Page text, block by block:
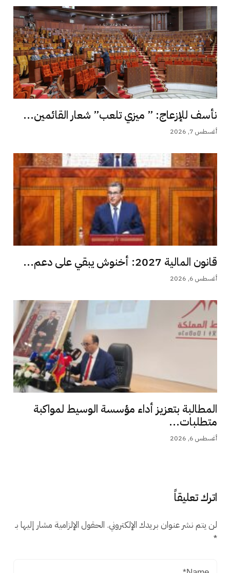
نأسف للإزعاج: ” ميزي تلعب” شعار القائمين...
أغسطس 7, 2026
قانون المالية 2027: أخنوش يبقي على دعم...
أغسطس 6, 2026
المطالبة بتعزيز أداء مؤسسة الوسيط لمواكبة
متطلبات...
أغسطس 6, 2026
اترك تعليقاً
لن يتم نشر عنوان بريدك الإلكتروني. الحقول الإلزامية مشار إليها بـ
*